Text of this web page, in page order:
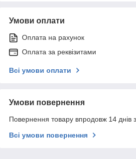
Умови оплати
Оплата на рахунок
Оплата за реквізитами
Всі умови оплати
Умови повернення
Повернення товару впродовж 14 днів
Всі умови повернення